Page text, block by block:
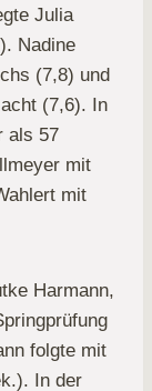
Julia
Nadine
(7,8) und
(7,6). In
als 57
mit
mit
Harmann,
folgte mit
In der